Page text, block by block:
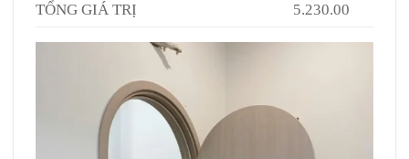
TỔNG GIÁ TRỊ 5.230.00